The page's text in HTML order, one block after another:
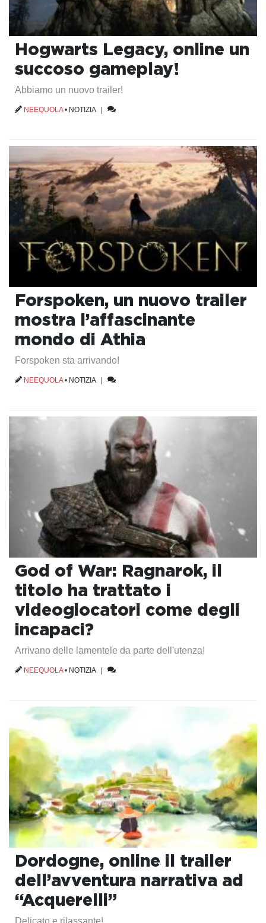
Hogwarts Legacy, online un
succoso gameplay!
Abbiamo un nuovo trailer!
NEEQUOLA• NOTIZIA|
Forspoken, un nuovo trailer
mostra l’affascinante
mondo di Athia
Forspoken sta arrivando!
NEEQUOLA• NOTIZIA|
God of War: Ragnarok, il
titolo ha trattato i
videogiocatori come degli
incapaci?
Arrivano delle lamentele da parte dell'utenza!
NEEQUOLA• NOTIZIA|
Dordogne, online il trailer
dell’avventura narrativa ad
“Acquerelli”
Delicato e rilassante!